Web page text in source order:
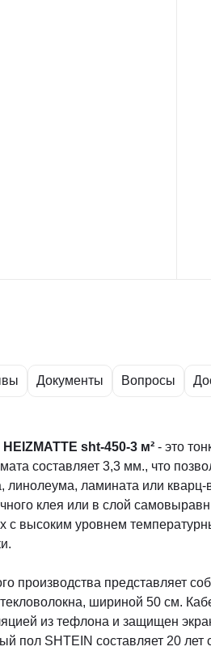
Документы Вопросы
sht-450-3 м² - это
составляет 3,3 мм., что
линолеума, ламината или
клея или в слой
c высоким уровнем
производства представляет
шириной 50 см.
из тефлона и защищен
пол SHTEIN составляет 20